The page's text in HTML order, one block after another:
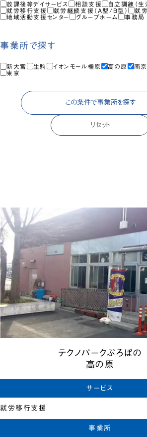
放課後等デイサービス 相談支援
自立訓練（生
就労移行支援
就労継続支援（A型/B型）
就
地域活動支援センター
グループホーム 事務局
事業所で探す
新大宮 生駒 イオンモール橿原 高の原 南
東京
この条件で事業所を探す
リセット
テクノパークぷろぼの
高の原
サービス
就労移行支援
事業所